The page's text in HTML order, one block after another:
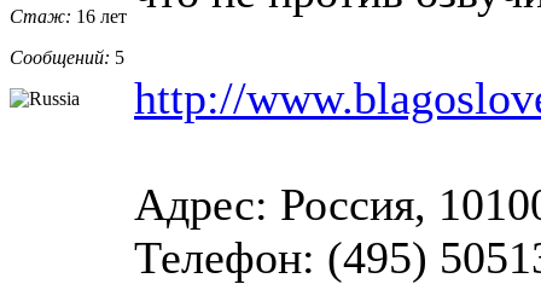
Стаж: 16 лет
Сообщений: 5
http://
Адрес: Россия,
Телефон: (495)